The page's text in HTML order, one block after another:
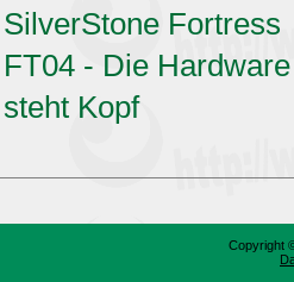
SilverStone Fortress
FT04 - Die Hardware
steht Kopf
Copyright